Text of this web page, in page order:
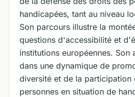
handicapées, tant au niveau
Son parcours illustre la
questions d'accessibilité et
institutions européennes. Son
dans une dynamique de
diversité et de la participation
personnes en situation de